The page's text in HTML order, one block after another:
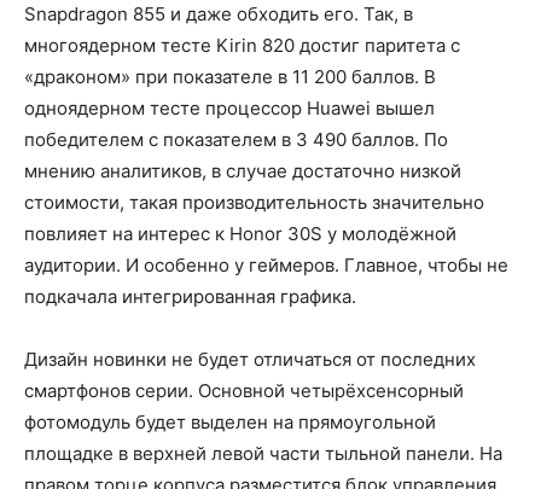
Snapdragon 855 и даже обходить его. Так, в
многоядерном тесте Kirin 820 достиг паритета с
«драконом» при показателе в 11 200 баллов. В
одноядерном тесте процессор Huawei вышел
победителем с показателем в 3 490 баллов. По
мнению аналитиков, в случае достаточно низкой
стоимости, такая производительность значительно
повлияет на интерес к Honor 30S у молодёжной
аудитории. И особенно у геймеров. Главное, чтобы не
подкачала интегрированная графика.
Дизайн новинки не будет отличаться от последних
смартфонов серии. Основной четырёхсенсорный
фотомодуль будет выделен на прямоугольной
площадке в верхней левой части тыльной панели. На
правом торце корпуса разместится блок управления